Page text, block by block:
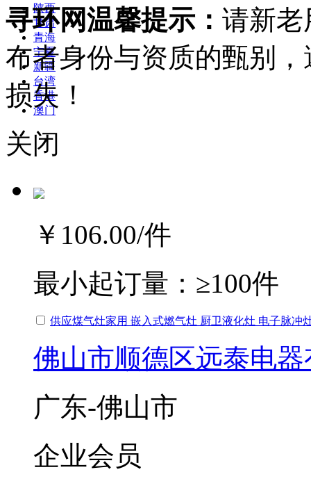
陕西
甘肃
青海
宁夏
新疆
台湾
香港
澳门
寻环网温馨提示： 请新老
布者身份与资质的甄别
损失！
关闭
￥106.00/件
最小起订量： ≥100件
供应煤气灶家用 嵌入式燃气灶 厨卫液化灶 电子脉冲
佛山市顺德区远泰电
广东-佛山市
企业会员